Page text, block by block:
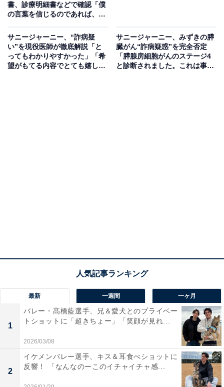
書、診療明細書などで確認「僕
の言葉を信じるのであれば、詐
サニージャーニー、“詐病疑
い”を現役医師が徹底解説「と
ってもわかりやすかった」「希
望がもてる内容でとても嬉し
サニージャーニー、みずきの膵
臓がん“詐病疑惑”を完全否定
「膵腺房細胞がんのステージ4
と診断されました。これは事
最新 一週間 一ヶ月
1
バレー・髙橋藍選手、兄＆愛犬とのプライベー
トショットに「超きちょー」「笑顔が見れ...
2026/03/08
2
イケメンバレー選手、キス＆耳食べショットに
反響！ 「なんなのーこのイチャイチャ感...